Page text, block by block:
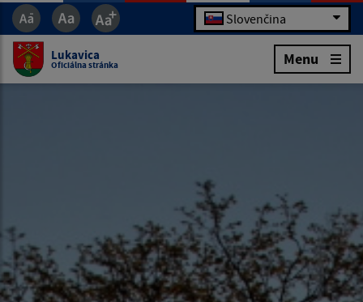
Slovenčina
Lukavica
Oficiálna stránka Menu